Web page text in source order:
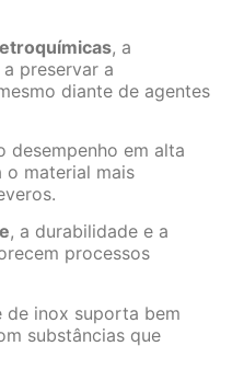
, a
preservar a
diante de agentes
desempenho em alta
o material mais
, a durabilidade e a
processos
de inox suporta bem
substâncias que